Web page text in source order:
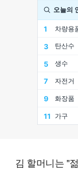
김 할머니는 "